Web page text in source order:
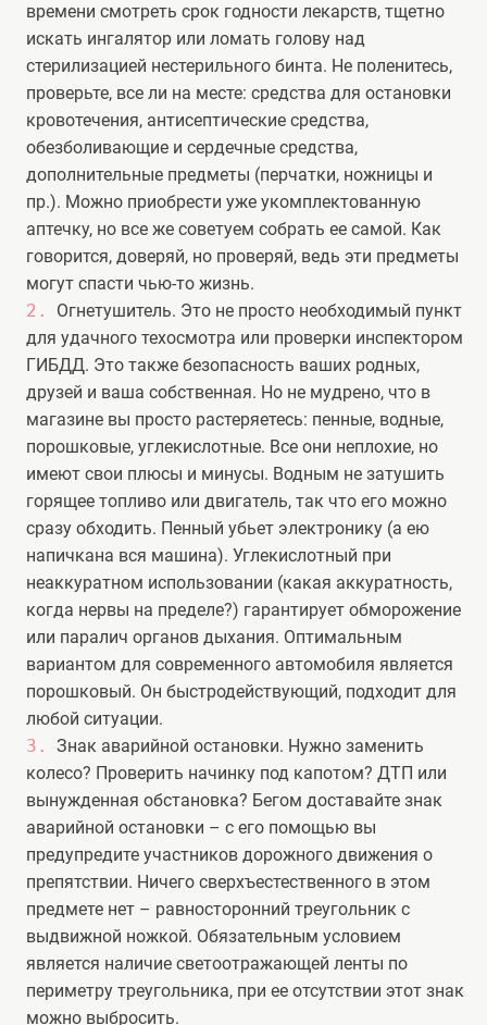
времени смотреть срок годности лекарств, тщетно
искать ингалятор или ломать голову над
стерилизацией нестерильного бинта. Не поленитесь,
проверьте, все ли на месте: средства для остановки
кровотечения, антисептические средства,
обезболивающие и сердечные средства,
дополнительные предметы (перчатки, ножницы и
пр.). Можно приобрести уже укомплектованную
аптечку, но все же советуем собрать ее самой. Как
говорится, доверяй, но проверяй, ведь эти предметы
могут спасти чью-то жизнь.
Огнетушитель. Это не просто необходимый пункт
для удачного техосмотра или проверки инспектором
ГИБДД. Это также безопасность ваших родных,
друзей и ваша собственная. Но не мудрено, что в
магазине вы просто растеряетесь: пенные, водные,
порошковые, углекислотные. Все они неплохие, но
имеют свои плюсы и минусы. Водным не затушить
горящее топливо или двигатель, так что его можно
сразу обходить. Пенный убьет электронику (а ею
напичкана вся машина). Углекислотный при
неаккуратном использовании (какая аккуратность,
когда нервы на пределе?) гарантирует обморожение
или паралич органов дыхания. Оптимальным
вариантом для современного автомобиля является
порошковый. Он быстродействующий, подходит для
любой ситуации.
Знак аварийной остановки. Нужно заменить
колесо? Проверить начинку под капотом? ДТП или
вынужденная обстановка? Бегом доставайте знак
аварийной остановки – с его помощью вы
предупредите участников дорожного движения о
препятствии. Ничего сверхъестественного в этом
предмете нет – равносторонний треугольник с
выдвижной ножкой. Обязательным условием
является наличие светоотражающей ленты по
периметру треугольника, при ее отсутствии этот знак
можно выбросить.